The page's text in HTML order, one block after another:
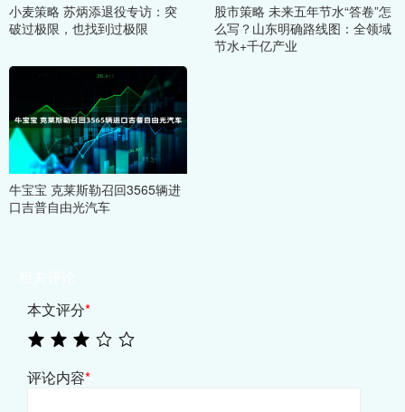
小麦策略 苏炳添退役专访：突
破过极限，也找到过极限
股市策略 未来五年节水“答卷”怎
么写？山东明确路线图：全领域
节水+千亿产业
牛宝宝 克莱斯勒召回3565辆进
口吉普自由光汽车
本文评分*
评论内容*